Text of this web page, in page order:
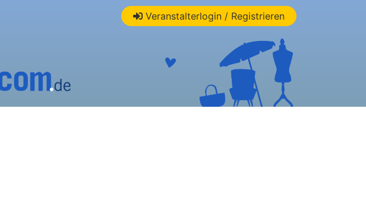
Veranstalterlogin / Registrieren